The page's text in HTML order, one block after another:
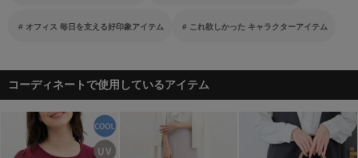
オフィス 毎日を支える好印象アイテム これ欲しかった キャラクターアイテム
コーディネートで使用しているアイテム